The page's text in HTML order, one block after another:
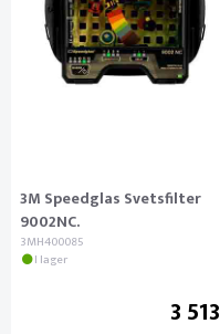
3M Speedglas Svetsfilter
9002NC.
3MH400085
I lager
3 513